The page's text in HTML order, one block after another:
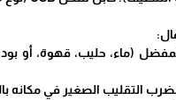
(ماء، حليب، قهوة، أو
التقليب الصغير في مكانه